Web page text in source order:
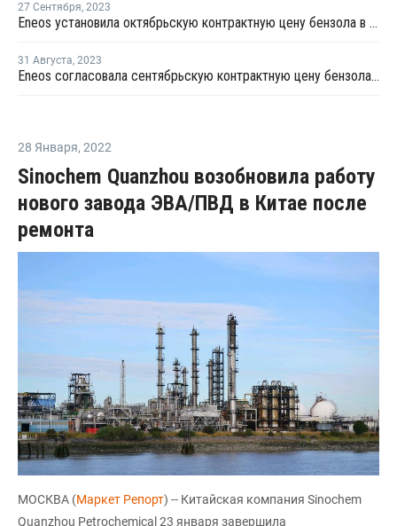
27 Сентября, 2023
Eneos установила октябрьскую контрактную цену бензола в Азии
31 Августа, 2023
Eneos согласовала сентябрьскую контрактную цену бензола в Азии
28 Января, 2022
Sinochem Quanzhou возобновила работу
нового завода ЭВА/ПВД в Китае после
ремонта
МОСКВА (Маркет Репорт) -- Китайская компания Sinochem
Quanzhou Petrochemical 23 января завершила